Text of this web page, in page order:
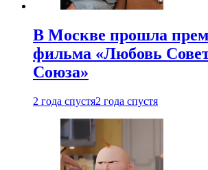
В Москве прошла
фильма «Любовь
Союза»
2 года спустя2 года спустя